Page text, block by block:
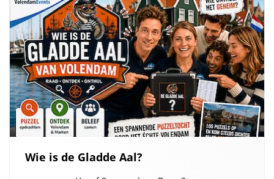
Wie is de Gladde Aal?